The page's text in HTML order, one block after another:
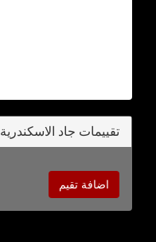
تقييمات جاد الاسكندرية
اضافة تقيم